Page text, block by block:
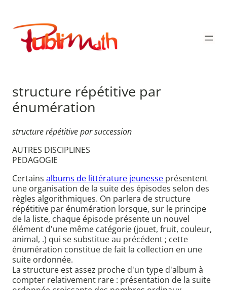
contenu
Publimath
structure répétitive par
énumération
structure répétitive par succession
AUTRES DISCIPLINES
PEDAGOGIE
Certains albums de littérature jeunesse présentent
une organisation de la suite des épisodes selon des
règles algorithmiques. On parlera de structure
répétitive par énumération lorsque, sur le principe
de la liste, chaque épisode présente un nouvel
élément d'une même catégorie (jouet, fruit, couleur,
animal, .) qui se substitue au précédent ; cette
énumération constitue de fait la collection en une
suite ordonnée.
La structure est assez proche d'un type d'album à
compter relativement rare : présentation de la suite